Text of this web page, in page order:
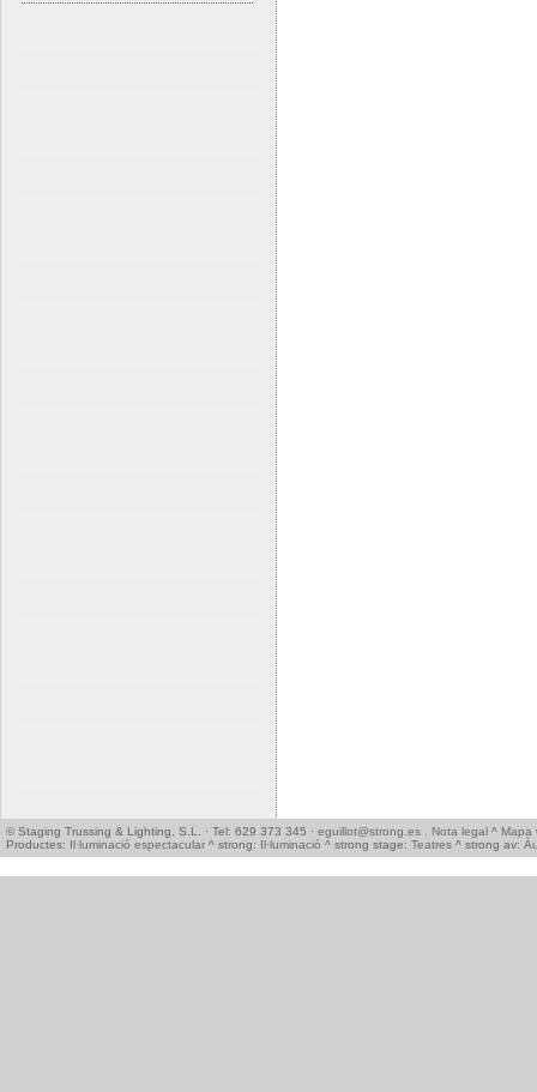
© Staging Trussing & Lighting, S.L. · Tel: 629 373 345 · eguillot@strong.es Nota legal ^ Mapa
Productes: Il·luminació espectacular ^ strong: Il·luminació ^ strong stage: Teatres ^ strong av: